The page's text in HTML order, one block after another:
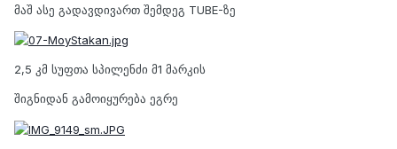
მაშ ასე გადავდივართ შემდეგ TUBE-ზე
2,5 კმ სუფთა სპილენძი მ1 მარკის
შიგნიდან გამოიყურება ეგრე